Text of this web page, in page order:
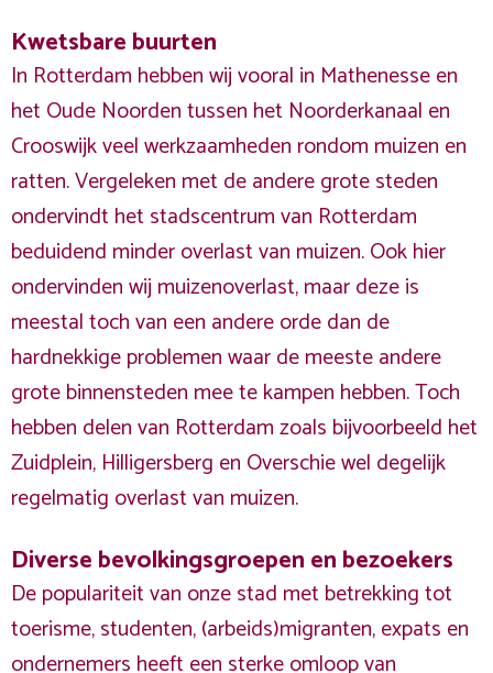
Kwetsbare buurten
In Rotterdam hebben wij vooral in Mathenesse en
het Oude Noorden tussen het Noorderkanaal en
Crooswijk veel werkzaamheden rondom muizen en
ratten. Vergeleken met de andere grote steden
ondervindt het stadscentrum van Rotterdam
beduidend minder overlast van muizen. Ook hier
ondervinden wij muizenoverlast, maar deze is
meestal toch van een andere orde dan de
hardnekkige problemen waar de meeste andere
grote binnensteden mee te kampen hebben. Toch
hebben delen van Rotterdam zoals bijvoorbeeld het
Zuidplein, Hilligersberg en Overschie wel degelijk
regelmatig overlast van muizen.
Diverse bevolkingsgroepen en bezoekers
De populariteit van onze stad met betrekking tot
toerisme, studenten, (arbeids)migranten, expats en
ondernemers heeft een sterke omloop van